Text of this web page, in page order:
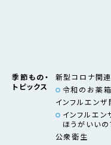
季節もの・
トピックス
新型コロナ関連
令和のお薬箱
インフルエンザ
インフルエ
ほうがいいの
公衆衛生